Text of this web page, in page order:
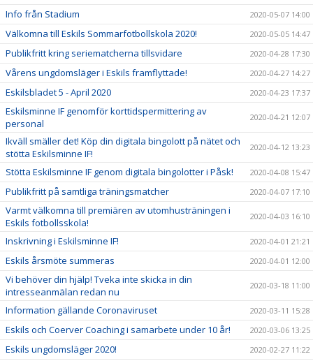
Info från Stadium 2020-05-07 14:00
Välkomna till Eskils Sommarfotbollskola 2020! 2020-05-05 14:47
Publikfritt kring seriematcherna tillsvidare 2020-04-28 17:30
Vårens ungdomsläger i Eskils framflyttade! 2020-04-27 14:27
Eskilsbladet 5 - April 2020 2020-04-23 17:37
Eskilsminne IF genomför korttidspermittering av
personal
2020-04-21 12:07
Ikväll smäller det! Köp din digitala bingolott på nätet och
stötta Eskilsminne IF!
2020-04-12 13:23
Stötta Eskilsminne IF genom digitala bingolotter i Påsk! 2020-04-08 15:47
Publikfritt på samtliga träningsmatcher 2020-04-07 17:10
Varmt välkomna till premiären av utomhusträningen i
Eskils fotbollsskola!
2020-04-03 16:10
Inskrivning i Eskilsminne IF! 2020-04-01 21:21
Eskils årsmöte summeras 2020-04-01 12:00
Vi behöver din hjälp! Tveka inte skicka in din
intresseanmälan redan nu
2020-03-18 11:00
Information gällande Coronaviruset 2020-03-11 15:28
Eskils och Coerver Coaching i samarbete under 10 år! 2020-03-06 13:25
Eskils ungdomsläger 2020! 2020-02-27 11:22